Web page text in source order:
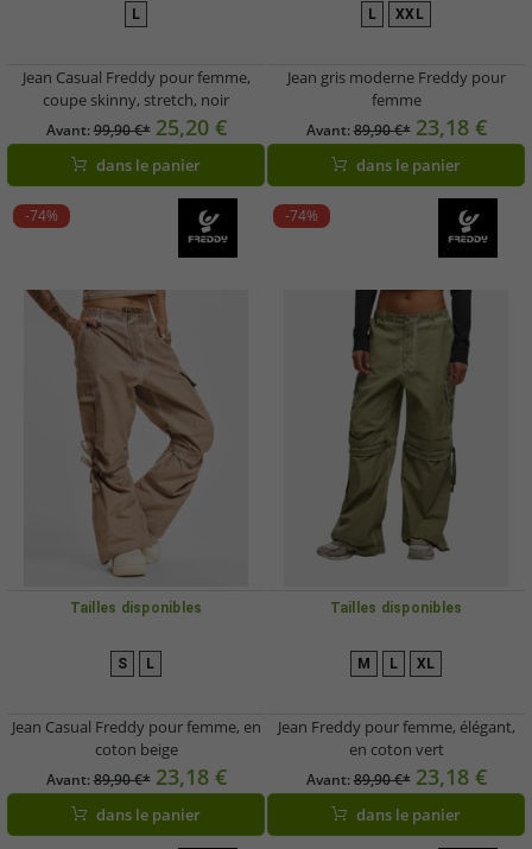
L
Jean Casual Freddy pour femme,
coupe skinny, stretch, noir
Avant:99,90 €* 25,20 €
dans le panier
L XXL
Jean gris moderne Freddy pour
femme
Avant:89,90 €* 23,18 €
dans le panier
-74%
Tailles disponibles
S L
Jean Casual Freddy pour femme, en
coton beige
Avant:89,90 €* 23,18 €
dans le panier
-74%
Tailles disponibles
M L XL
Jean Freddy pour femme, élégant,
en coton vert
Avant:89,90 €* 23,18 €
dans le panier